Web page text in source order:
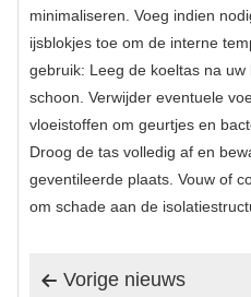
minimaliseren. Voeg indien
ijsblokjes toe om de interne
gebruik: Leeg de koeltas na
schoon. Verwijder eventuele
vloeistoffen om geurtjes en
Droog de tas volledig af en
geventileerde plaats. Vouw of
om schade aan de
 Vorige nieuws